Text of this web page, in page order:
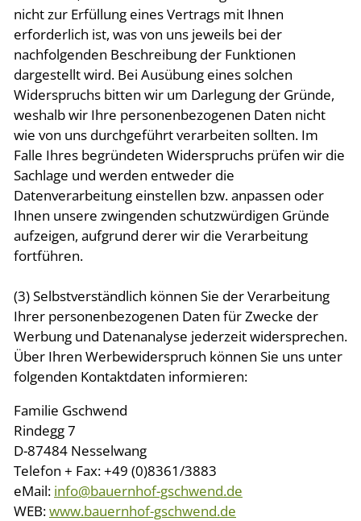
nicht zur Erfüllung eines Vertrags mit Ihnen
erforderlich ist, was von uns jeweils bei der
nachfolgenden Beschreibung der Funktionen
dargestellt wird. Bei Ausübung eines solchen
Widerspruchs bitten wir um Darlegung der Gründe,
weshalb wir Ihre personenbezogenen Daten nicht
wie von uns durchgeführt verarbeiten sollten. Im
Falle Ihres begründeten Widerspruchs prüfen wir die
Sachlage und werden entweder die
Datenverarbeitung einstellen bzw. anpassen oder
Ihnen unsere zwingenden schutzwürdigen Gründe
aufzeigen, aufgrund derer wir die Verarbeitung
fortführen.
(3) Selbstverständlich können Sie der Verarbeitung
Ihrer personenbezogenen Daten für Zwecke der
Werbung und Datenanalyse jederzeit widersprechen.
Über Ihren Werbewiderspruch können Sie uns unter
folgenden Kontaktdaten informieren:
Familie Gschwend
Rindegg 7
D-87484 Nesselwang
Telefon + Fax: +49 (0)8361/3883
eMail: info@bauernhof-gschwend.de
WEB:www.bauernhof-gschwend.de